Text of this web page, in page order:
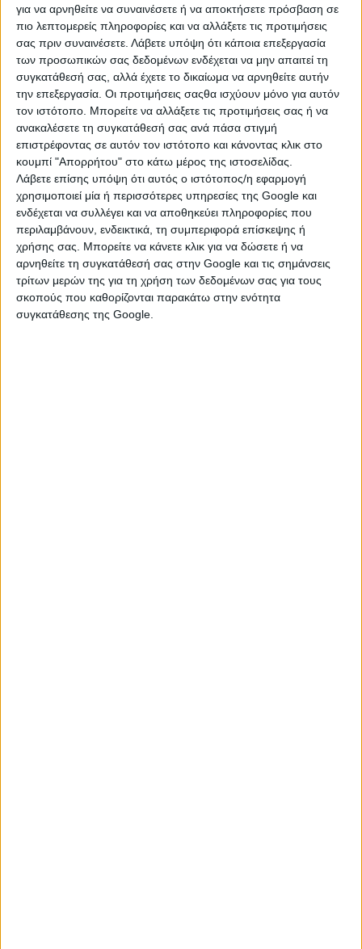
για να αρνηθείτε να συναινέσετε ή να αποκτήσετε πρόσβαση σε
πιο λεπτομερείς πληροφορίες και να αλλάξετε τις προτιμήσεις
σας πριν συναινέσετε. Λάβετε υπόψη ότι κάποια επεξεργασία
των προσωπικών σας δεδομένων ενδέχεται να μην απαιτεί τη
συγκατάθεσή σας, αλλά έχετε το δικαίωμα να αρνηθείτε αυτήν
την επεξεργασία. Οι προτιμήσεις σαςθα ισχύουν μόνο για αυτόν
τον ιστότοπο. Μπορείτε να αλλάξετε τις προτιμήσεις σας ή να
ανακαλέσετε τη συγκατάθεσή σας ανά πάσα στιγμή
επιστρέφοντας σε αυτόν τον ιστότοπο και κάνοντας κλικ στο
κουμπί "Απορρήτου" στο κάτω μέρος της ιστοσελίδας.
Λάβετε επίσης υπόψη ότι αυτός ο ιστότοπος/η εφαρμογή
χρησιμοποιεί μία ή περισσότερες υπηρεσίες της Google και
ενδέχεται να συλλέγει και να αποθηκεύει πληροφορίες που
περιλαμβάνουν, ενδεικτικά, τη συμπεριφορά επίσκεψης ή
χρήσης σας. Μπορείτε να κάνετε κλικ για να δώσετε ή να
αρνηθείτε τη συγκατάθεσή σας στην Google και τις σημάνσεις
τρίτων μερών της για τη χρήση των δεδομένων σας για τους
σκοπούς που καθορίζονται παρακάτω στην ενότητα
συγκατάθεσης της Google.
Η κυρία Κοντογιάννη δήλωσε στο ΑΠΕ-
ΜΠΕ: «Τυχόν εξωφρενικές προσφορές
των ημερών πρέπει να
αντιμετωπίζονται με σύνεση και
προγραμματισμό. Οι καταναλωτές, πριν
ψωνίσουν, πρέπει να κάνουν έρευνα
αγοράς, ήδη πριν ξεκινήσει η «Black
Friday», ώστε να μπορέσουν να
συγκρίνουν τις τιμές στα είδη που
έχουν επιλέξει και να είναι βέβαιοι ότι
το όφελος από την προσφορά είναι